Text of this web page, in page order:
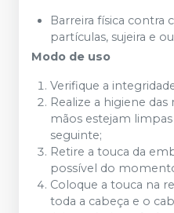
Barreira física contra
partículas, sujeira e
Modo de uso
Verifique a
Realize a higiene das
mãos estejam
seguinte;
Retire a touca da
possível do
Coloque a touca na
toda a cabeça e o